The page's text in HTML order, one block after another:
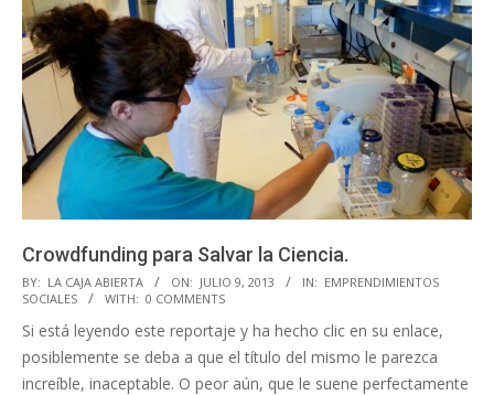
Crowdfunding para Salvar la Ciencia.
2013-
07-
09
BY: LA CAJA ABIERTA ON: JULIO 9, 2013 IN: EMPRENDIMIENTOS
SOCIALES
WITH: 0 COMMENTS
Si está leyendo este reportaje y ha hecho clic en su enlace,
posiblemente se deba a que el título del mismo le parezca
increíble, inaceptable. O peor aún, que le suene perfectamente